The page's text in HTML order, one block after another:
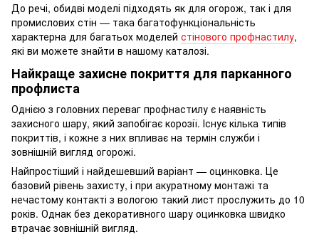
До речі, обидві моделі підходять як для огорож, так і для
промислових стін — така багатофункціональність
характерна для багатьох моделей стінового профнастилу,
які ви можете знайти в нашому каталозі.
Найкраще захисне покриття для парканного
профлиста
Однією з головних переваг профнастилу є наявність
захисного шару, який запобігає корозії. Існує кілька типів
покриттів, і кожне з них впливає на термін служби і
зовнішній вигляд огорожі.
Найпростіший і найдешевший варіант — оцинковка. Це
базовий рівень захисту, і при акуратному монтажі та
нечастому контакті з вологою такий лист прослужить до 10
років. Однак без декоративного шару оцинковка швидко
втрачає зовнішній вигляд.